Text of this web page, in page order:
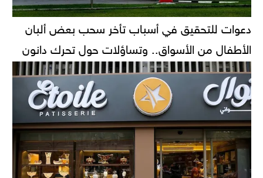
دعوات للتحقيق في أسباب تأخر سحب بعض ألبان
الأطفال من الأسواق.. وتساؤلات حول تحرك دانون